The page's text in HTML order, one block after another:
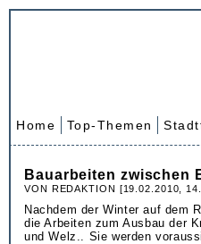
Home Top-Themen
Bauarbeiten zwischen
VON REDAKTION [19.02.2010,
Nachdem der Winter auf dem
die Arbeiten zum Ausbau der
und Welz.. Sie werden